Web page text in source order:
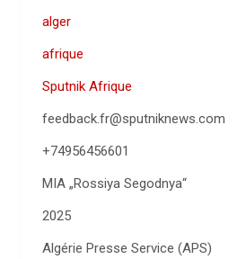
alger
afrique
Sputnik Afrique
feedback.fr@sputniknews.com
+74956456601
MIA „Rossiya Segodnya“
2025
Algérie Presse Service (APS)